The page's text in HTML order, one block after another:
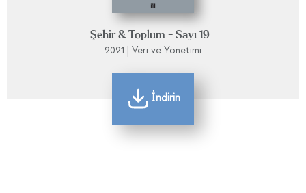
Şehir & Toplum - Sayı 19
2021 | Veri ve Yönetimi
İndirin